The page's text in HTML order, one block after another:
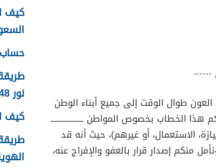
……
طوال الوقت إلى جميع أبناء الوطن
بخصوص المواطن ــــــــــــــــــ
الاستعمال، أو غيرهم)، حيث أنه قد
منكم إصدار قرار بالعفو والإفراج عنه،
كيف
حساب
نور 1448
كيف
الهوية